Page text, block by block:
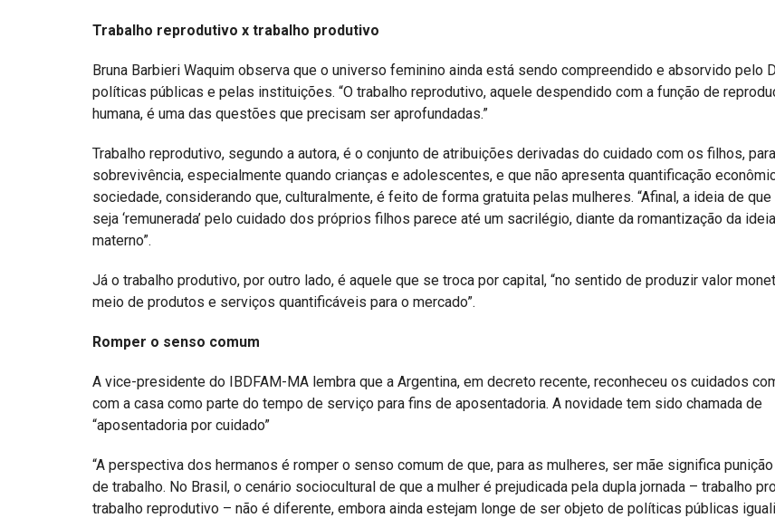
Trabalho reprodutivo x trabalho produtivo
Bruna Barbieri Waquim observa que o universo feminino ainda está sendo compreendido e absorvido pelo
políticas públicas e pelas instituições. “O trabalho reprodutivo, aquele despendido com a função de
humana, é uma das questões que precisam ser aprofundadas.”
Trabalho reprodutivo, segundo a autora, é o conjunto de atribuições derivadas do cuidado com os filhos,
sobrevivência, especialmente quando crianças e adolescentes, e que não apresenta quantificação
sociedade, considerando que, culturalmente, é feito de forma gratuita pelas mulheres. “Afinal, a ideia de que
seja ‘remunerada’ pelo cuidado dos próprios filhos parece até um sacrilégio, diante da romantização da
materno”.
Já o trabalho produtivo, por outro lado, é aquele que se troca por capital, “no sentido de produzir valor
meio de produtos e serviços quantificáveis para o mercado”.
Romper o senso comum
A vice-presidente do IBDFAM-MA lembra que a Argentina, em decreto recente, reconheceu os cuidados
com a casa como parte do tempo de serviço para fins de aposentadoria. A novidade tem sido chamada de
“aposentadoria por cuidado”
“A perspectiva dos hermanos é romper o senso comum de que, para as mulheres, ser mãe significa
de trabalho. No Brasil, o cenário sociocultural de que a mulher é prejudicada pela dupla jornada – trabalho
trabalho reprodutivo – não é diferente, embora ainda estejam longe de ser objeto de políticas públicas